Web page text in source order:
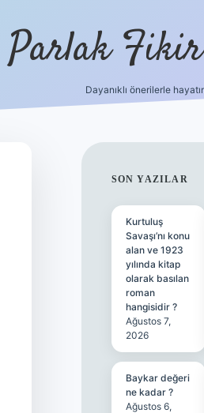
Parlak
Dayanıklı önerilerle
SON YAZILAR
Kurtuluş
Savaşı’nı konu
alan ve 1923
yılında kitap
olarak basılan
roman
hangisidir ?
Ağustos 7,
2026
Baykar değeri
ne kadar ?
Ağustos 6,